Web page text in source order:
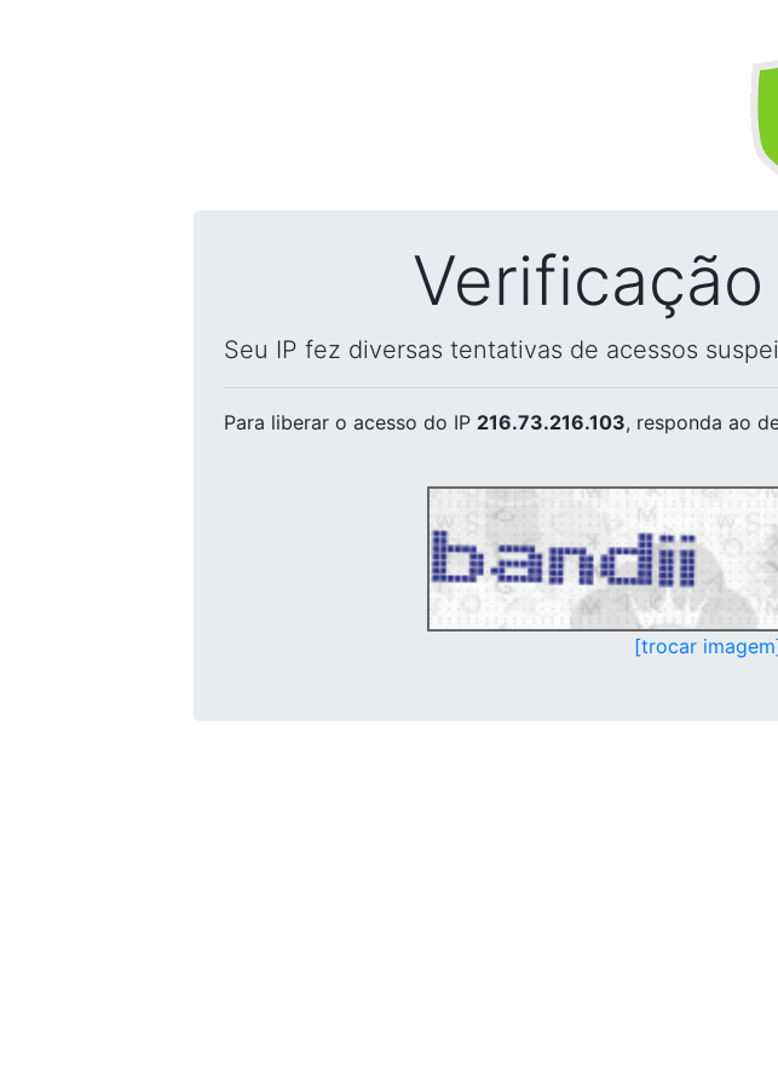
Seu IP fez diversas tentativas de acessos
Para liberar o acesso do IP 216.73.216.103, responda ao
[trocar